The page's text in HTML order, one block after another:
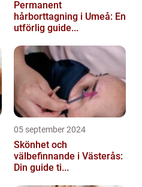
Permanent
hårborttagning i Umeå: En
utförlig guide...
05 september 2024
Skönhet och
välbefinnande i Västerås:
Din guide ti...